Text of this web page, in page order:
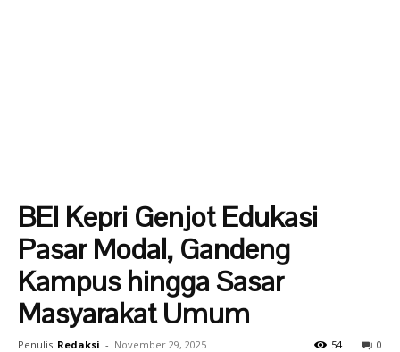
BEI Kepri Genjot Edukasi
Pasar Modal, Gandeng
Kampus hingga Sasar
Masyarakat Umum
Penulis Redaksi - November 29, 2025 0
54